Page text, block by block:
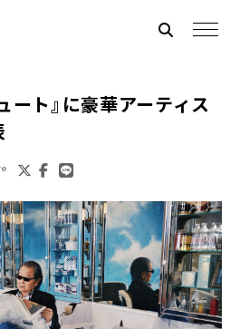
ート』 に豪華アーティス